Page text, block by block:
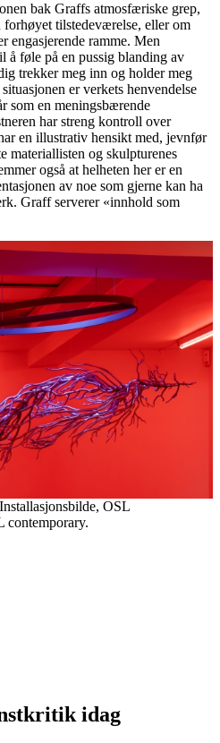
bak Graffs atmosfæriske grep,
forhøyet tilstedeværelse, eller om
engasjerende ramme. Men
å føle på en pussig blanding av
trekker meg inn og holder meg
er verkets henvendelse
som en meningsbærende
har streng kontroll over
en illustrativ hensikt med, jevnfør
materiallisten og skulpturenes
også at helheten her er en
av noe som gjerne kan ha
Graff serverer «innhold som
OSL
contemporary.
idag